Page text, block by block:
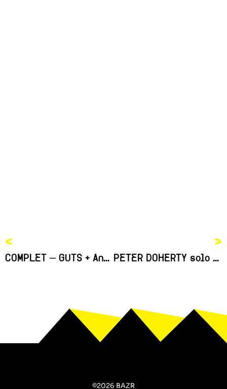
<
COMPLET – GUTS + Andao
>
PETER DOHERTY solo + guests
©2026 BAZR